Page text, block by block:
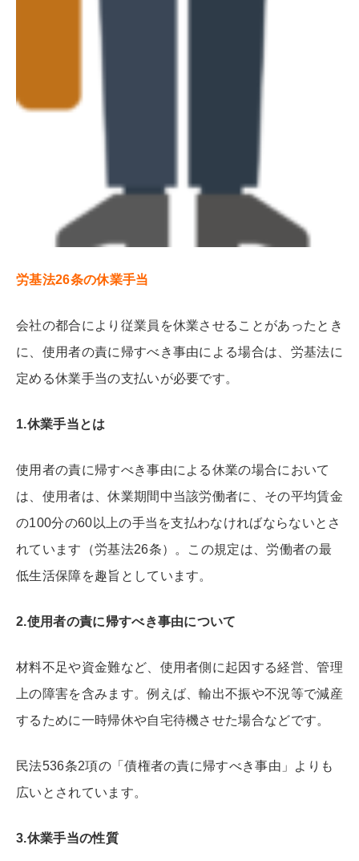
労基法26条の休業手当
会社の都合により従業員を休業させることがあったとき
に、使用者の責に帰すべき事由による場合は、労基法に
定める休業手当の支払いが必要です。
1.休業手当とは
使用者の責に帰すべき事由による休業の場合において
は、使用者は、休業期間中当該労働者に、その平均賃金
の100分の60以上の手当を支払わなければならないとさ
れています（労基法26条）。この規定は、労働者の最
低生活保障を趣旨としています。
2.使用者の責に帰すべき事由について
材料不足や資金難など、使用者側に起因する経営、管理
上の障害を含みます。例えば、輸出不振や不況等で減産
するために一時帰休や自宅待機させた場合などです。
民法536条2項の「債権者の責に帰すべき事由」よりも
広いとされています。
3.休業手当の性質